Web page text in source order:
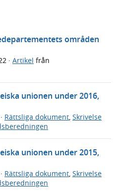
områden
· Artikel från
unionen under 2016,
· Rättsliga dokument, Skrivelse
unionen under 2015,
· Rättsliga dokument Skrivelse